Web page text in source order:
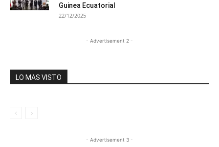
Guinea Ecuatorial
22/12/2025
- Advertisement 2 -
LO MAS VISTO
- Advertisement 3 -